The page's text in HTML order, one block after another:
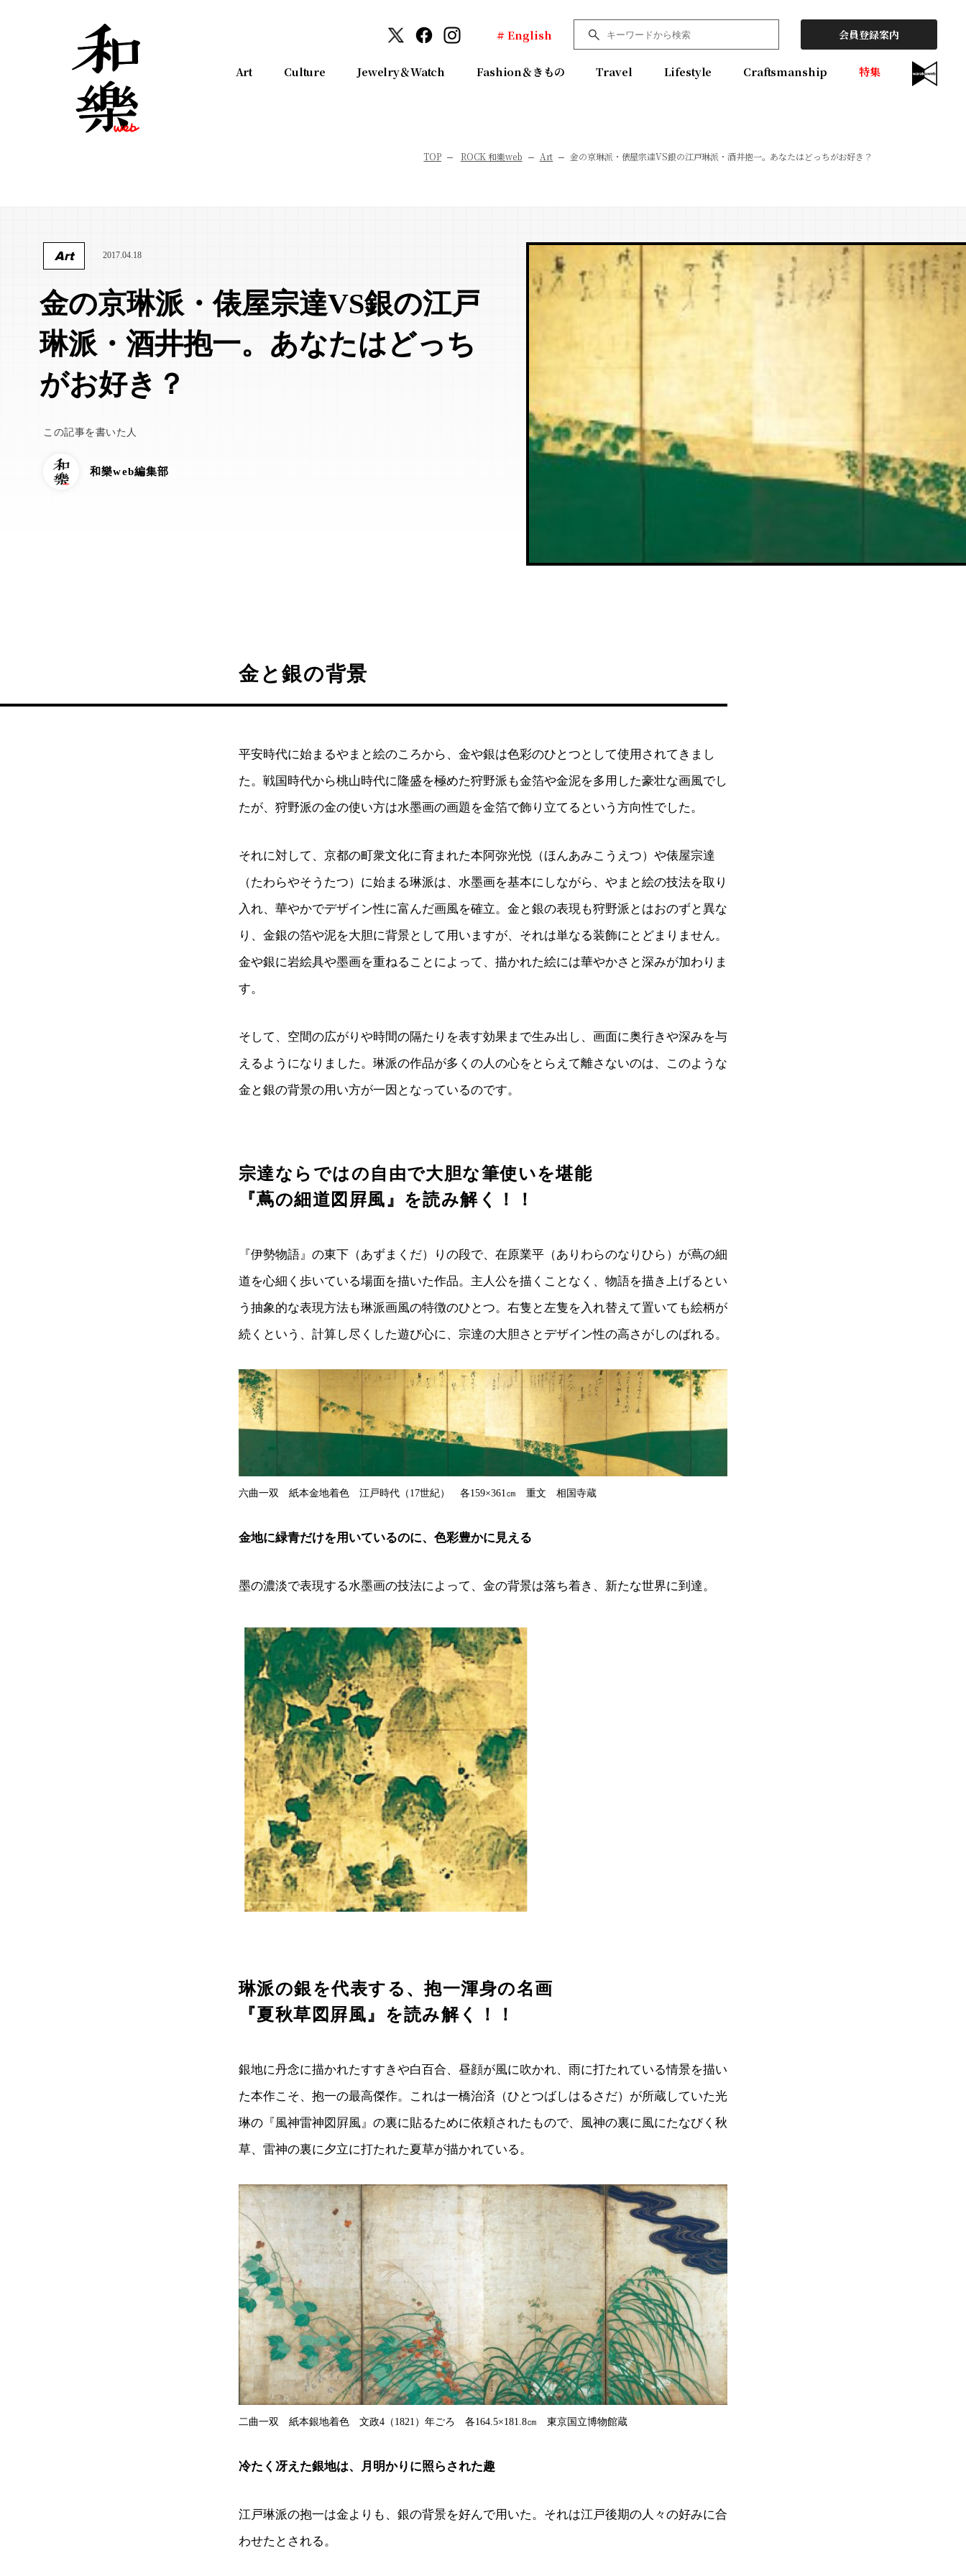
# English 会員登録案内
Art Culture Jewelry＆Watch Fashion＆きもの Travel Lifestyle Craftsmanship 特集
TOP ROCK 和樂web Art 金の京琳派・俵屋宗達VS銀の江戸琳派・酒井抱一。あなたはどっちがお好き？
Art 2017.04.18
金の京琳派・俵屋宗達VS銀の江戸
琳派・酒井抱一。あなたはどっち
がお好き？
この記事を書いた人
和樂web編集部
金と銀の背景
平安時代に始まるやまと絵のころから、金や銀は色彩のひとつとして使用されてきまし
た。戦国時代から桃山時代に隆盛を極めた狩野派も金箔や金泥を多用した豪壮な画風でし
たが、狩野派の金の使い方は水墨画の画題を金箔で飾り立てるという方向性でした。
それに対して、京都の町衆文化に育まれた本阿弥光悦（ほんあみこうえつ）や俵屋宗達
（たわらやそうたつ）に始まる琳派は、水墨画を基本にしながら、やまと絵の技法を取り
入れ、華やかでデザイン性に富んだ画風を確立。金と銀の表現も狩野派とはおのずと異な
り、金銀の箔や泥を大胆に背景として用いますが、それは単なる装飾にとどまりません。
金や銀に岩絵具や墨画を重ねることによって、描かれた絵には華やかさと深みが加わりま
す。
そして、空間の広がりや時間の隔たりを表す効果まで生み出し、画面に奥行きや深みを与
えるようになりました。琳派の作品が多くの人の心をとらえて離さないのは、このような
金と銀の背景の用い方が一因となっているのです。
宗達ならではの自由で大胆な筆使いを堪能
『蔦の細道図屛風』を読み解く！！
『伊勢物語』の東下（あずまくだ）りの段で、在原業平（ありわらのなりひら）が蔦の細
道を心細く歩いている場面を描いた作品。主人公を描くことなく、物語を描き上げるとい
う抽象的な表現方法も琳派画風の特徴のひとつ。右隻と左隻を入れ替えて置いても絵柄が
続くという、計算し尽くした遊び心に、宗達の大胆さとデザイン性の高さがしのばれる。
六曲一双 紙本金地着色 江戸時代（17世紀） 各159×361㎝ 重文 相国寺蔵
金地に緑青だけを用いているのに、色彩豊かに見える
墨の濃淡で表現する水墨画の技法によって、金の背景は落ち着き、新たな世界に到達。
琳派の銀を代表する、抱一渾身の名画
『夏秋草図屛風』を読み解く！！
銀地に丹念に描かれたすすきや白百合、昼顔が風に吹かれ、雨に打たれている情景を描い
た本作こそ、抱一の最高傑作。これは一橋治済（ひとつばしはるさだ）が所蔵していた光
琳の『風神雷神図屛風』の裏に貼るために依頼されたもので、風神の裏に風にたなびく秋
草、雷神の裏に夕立に打たれた夏草が描かれている。
二曲一双 紙本銀地着色 文政4（1821）年ごろ 各164.5×181.8㎝ 東京国立博物館蔵
冷たく冴えた銀地は、月明かりに照らされた趣
江戸琳派の抱一は金よりも、銀の背景を好んで用いた。それは江戸後期の人々の好みに合
わせたとされる。